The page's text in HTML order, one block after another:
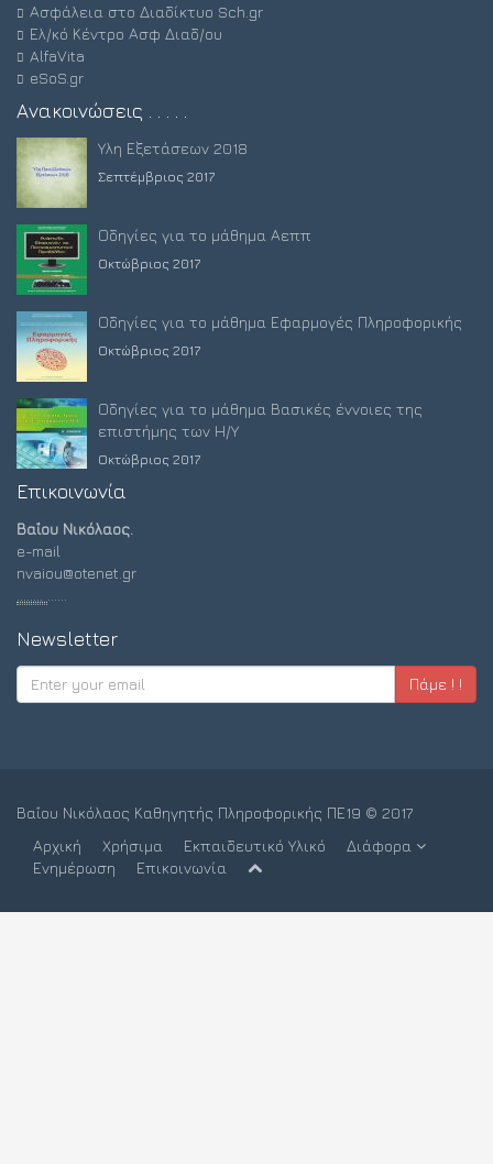
Ασφάλεια στο Διαδίκτυο Sch.gr
Ελ/κό Κέντρο Ασφ Διαδ/ου
AlfaVita
eSoS.gr
Ανακοινώσεις . . . . .
Ύλη Εξετάσεων 2018
Σεπτέμβριος 2017
Οδηγίες για το μάθημα Αεππ
Οκτώβριος 2017
Οδηγίες για το μάθημα Εφαρμογές Πληροφορικής
Οκτώβριος 2017
Οδηγίες για το μάθημα Βασικές έννοιες της
επιστήμης των Η/Υ
Οκτώβριος 2017
Επικοινωνία
Βαΐου Νικόλαος.
e-mail
nvaiou@otenet.gr
Newsletter
Πάμε ! !
Βαΐου Νικόλαος Καθηγητής Πληροφορικής ΠΕ19 © 2017
Αρχική
Χρήσιμα Εκπαιδευτικό Υλικό
Διάφορα
Ενημέρωση
Επικοινωνία